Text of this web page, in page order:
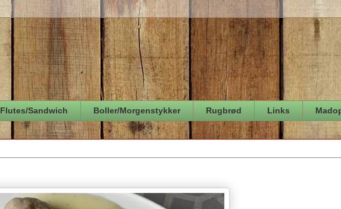
Flutes/Sandwich Boller/Morgenstykker Rugbrød Links